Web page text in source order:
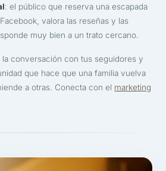
: el público que reserva una escapada
valora las reseñas y las
muy bien a un trato cercano.
la conversación con tus seguidores y
que hace que una familia vuelva
a otras. Conecta con el marketing